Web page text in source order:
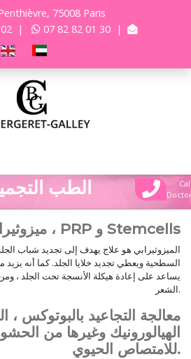
75008 Paris
| 07 82 82 01 30 |
الطب
ميزوثيرابي ، PRP و Stemcells
الميزوثيرابي هو علاج يهدف إلى تجديد شباب
السطحية ويعطي تجديد خلايا الجلد. كما أنه يزيد
يساعد على إعادة هيكلة الأنسجة تحت الجلد ،
الشعر.
معالجة التجاعيد بالبوتوكس
الهيالورونيك وغيرها من
للامتصاص الحيوي.